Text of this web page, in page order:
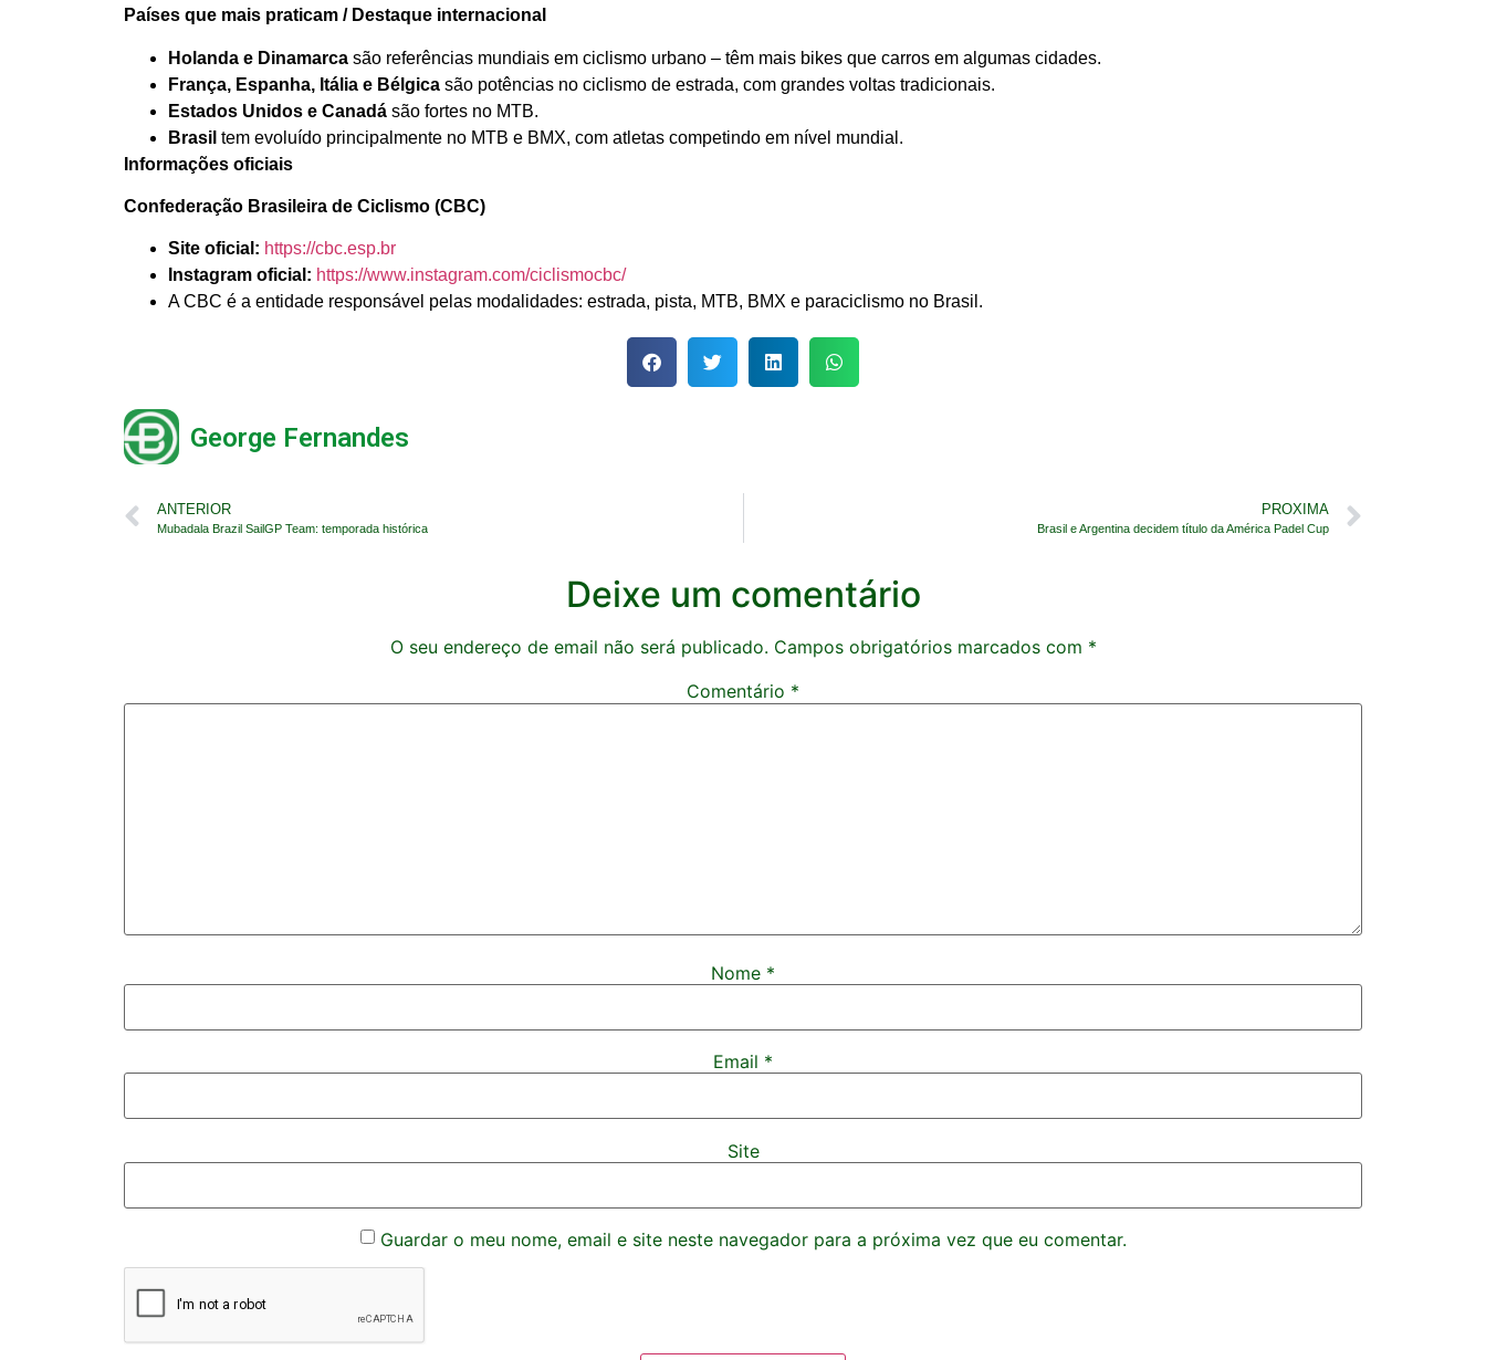
Países que mais praticam / Destaque internacional
Holanda e Dinamarca são referências mundiais em ciclismo urbano – têm mais bikes que carros em algumas cidades.
França, Espanha, Itália e Bélgica são potências no ciclismo de estrada, com grandes voltas tradicionais.
Estados Unidos e Canadá são fortes no MTB.
Brasil tem evoluído principalmente no MTB e BMX, com atletas competindo em nível mundial.
Informações oficiais
Confederação Brasileira de Ciclismo (CBC)
Site oficial: https://cbc.esp.br
Instagram oficial: https://www.instagram.com/ciclismocbc/
A CBC é a entidade responsável pelas modalidades: estrada, pista, MTB, BMX e paraciclismo no Brasil.
George Fernandes
ANTERIOR
Mubadala Brazil SailGP Team: temporada histórica
PROXIMA
Brasil e Argentina decidem título da América Padel Cup
Deixe um comentário
O seu endereço de email não será publicado. Campos obrigatórios marcados com *
Comentário *
Nome *
Email *
Site
Guardar o meu nome, email e site neste navegador para a próxima vez que eu comentar.